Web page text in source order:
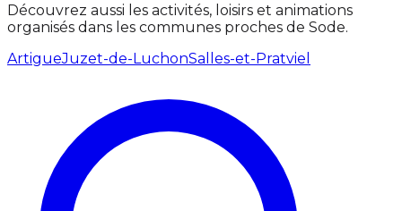
Découvrez aussi les activités, loisirs et animations
organisés dans les communes proches de Sode.
ArtigueJuzet-de-LuchonSalles-et-Pratviel